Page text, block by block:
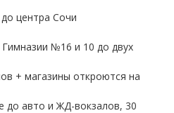
центра Сочи
№16 и 10 до двух
+ магазины откроются на
до авто и ЖД-вокзалов, 30